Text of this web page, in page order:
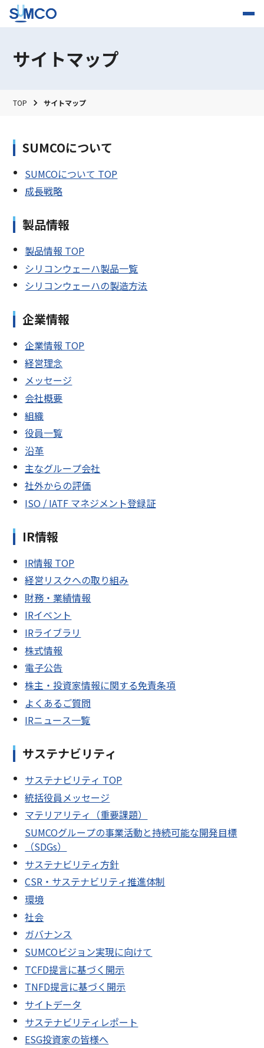
サイトマップ
TOP サイトマップ
SUMCOについて
SUMCOについて TOP
成長戦略
製品情報
製品情報 TOP
シリコンウェーハ製品一覧
シリコンウェーハの製造方法
企業情報
企業情報 TOP
経営理念
メッセージ
会社概要
組織
役員一覧
沿革
主なグループ会社
社外からの評価
ISO / IATF マネジメント登録証
IR情報
IR情報 TOP
経営リスクへの取り組み
財務・業績情報
IRイベント
IRライブラリ
株式情報
電子公告
株主・投資家情報に関する免責条項
よくあるご質問
IRニュース一覧
サステナビリティ
サステナビリティ TOP
統括役員メッセージ
マテリアリティ（重要課題）
SUMCOグループの事業活動と持続可能な開発目標
（SDGs）
サステナビリティ方針
CSR・サステナビリティ推進体制
環境
社会
ガバナンス
SUMCOビジョン実現に向けて
TCFD提言に基づく開示
TNFD提言に基づく開示
サイトデータ
サステナビリティレポート
ESG投資家の皆様へ